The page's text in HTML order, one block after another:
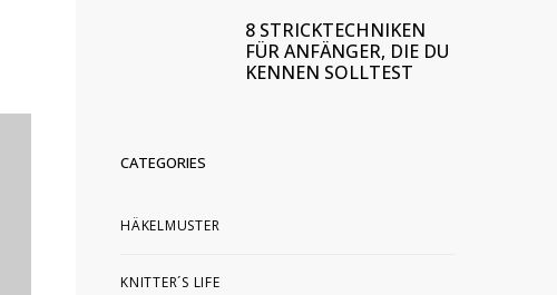
8 STRICKTECHNIKEN
FÜR ANFÄNGER, DIE DU
KENNEN SOLLTEST
CATEGORIES
HÄKELMUSTER
KNITTER´S LIFE